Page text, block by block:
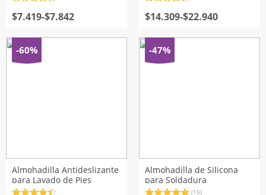
con4.5de
5
$7.419-$7.842
Rango
precios:
desde
$7.419
con 4.5de
5
$14.309-$22.940
Rango
precios:
desde
$14.309
-60%
Almohadilla Antideslizante
para Lavado de Pies
-47%
Almohadilla de Silicona
para Soldadura
(15)